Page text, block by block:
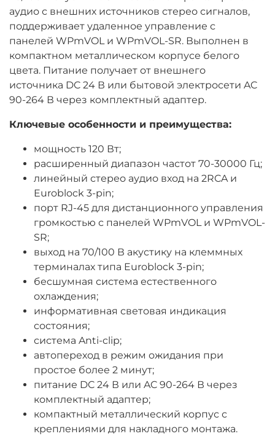
аудио с внешних источников стерео сигналов,
поддерживает удаленное управление с
панелей WPmVOL и WPmVOL-SR. Выполнен в
компактном металлическом корпусе белого
цвета. Питание получает от внешнего
источника DC 24 В или бытовой электросети AC
90-264 В через комплектный адаптер.
Ключевые особенности и преимущества:
мощность 120 Вт;
расширенный диапазон частот 70-30000 Гц;
линейный стерео аудио вход на 2RCA и
Euroblock 3-pin;
порт RJ-45 для дистанционного управления
громкостью с панелей WPmVOL и WPmVOL-
SR;
выход на 70/100 В акустику на клеммных
терминалах типа Euroblock 3-pin;
бесшумная система естественного
охлаждения;
информативная световая индикация
состояния;
система Anti-clip;
автопереход в режим ожидания при
простое более 2 минут;
питание DC 24 В или AC 90-264 В через
комплектный адаптер;
компактный металлический корпус с
креплениями для накладного монтажа.